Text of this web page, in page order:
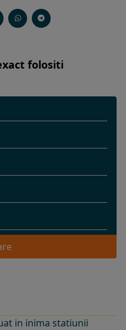
folositi
in inima statiunii